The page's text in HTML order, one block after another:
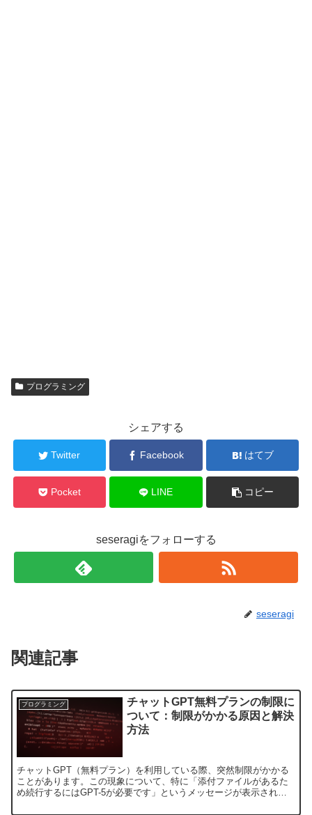
プログラミング
シェアする
Twitter Facebook はてブ
Pocket LINE コピー
seseragiをフォローする
seseragi
関連記事
プログラミング
チャットGPT無料プランの制限に
ついて：制限がかかる原因と解決
方法
チャットGPT（無料プラン）を利用している際、突然制限がかかる
ことがあります。この現象について、特に「添付ファイルがあるた
め続行するにはGPT-5が必要です」というメッセージが表示される